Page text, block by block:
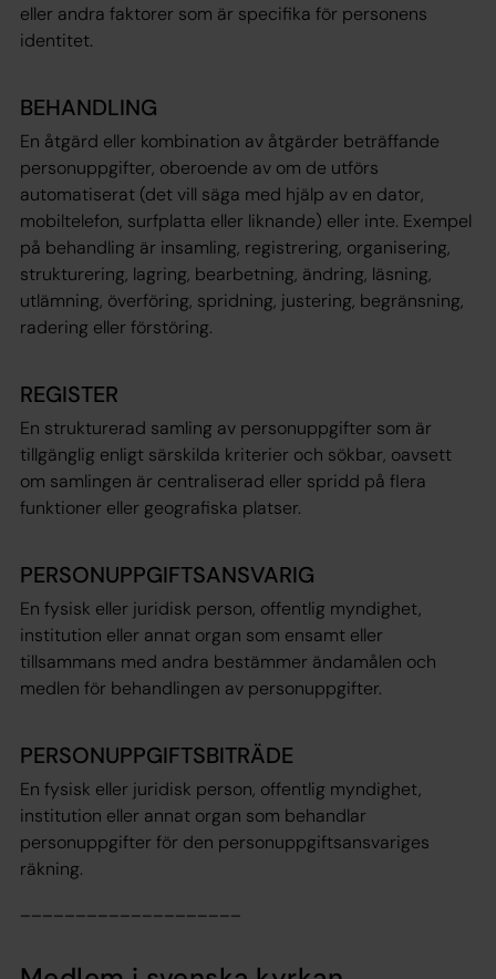
eller andra faktorer som är specifika för personens
identitet.
BEHANDLING
En åtgärd eller kombination av åtgärder beträffande
personuppgifter, oberoende av om de utförs
automatiserat (det vill säga med hjälp av en dator,
mobiltelefon, surfplatta eller liknande) eller inte. Exempel
på behandling är insamling, registrering, organisering,
strukturering, lagring, bearbetning, ändring, läsning,
utlämning, överföring, spridning, justering, begränsning,
radering eller förstöring.
REGISTER
En strukturerad samling av personuppgifter som är
tillgänglig enligt särskilda kriterier och sökbar, oavsett
om samlingen är centraliserad eller spridd på flera
funktioner eller geografiska platser.
PERSONUPPGIFTSANSVARIG
En fysisk eller juridisk person, offentlig myndighet,
institution eller annat organ som ensamt eller
tillsammans med andra bestämmer ändamålen och
medlen för behandlingen av personuppgifter.
PERSONUPPGIFTSBITRÄDE
En fysisk eller juridisk person, offentlig myndighet,
institution eller annat organ som behandlar
personuppgifter för den personuppgiftsansvariges
räkning.